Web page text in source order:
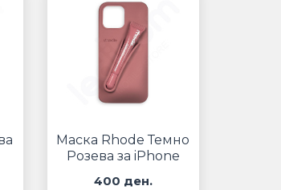
Маска Rhode Темно
Розева за iPhone
400 ден.